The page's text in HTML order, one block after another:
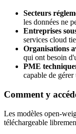
Secteurs
les données ne
Entreprises
services cloud
Organisations
qui ont besoin
PME
capable de
Comment y
Les modèles open-
téléchargeable